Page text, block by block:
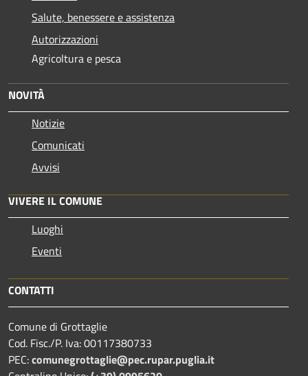
Salute, benessere e assistenza
Autorizzazioni
Agricoltura e pesca
NOVITÀ
Notizie
Comunicati
Avvisi
VIVERE IL COMUNE
Luoghi
Eventi
CONTATTI
Comune di Grottaglie
Cod. Fisc./P. Iva: 00117380733
PEC:comunegrottaglie@pec.rupar.puglia.it